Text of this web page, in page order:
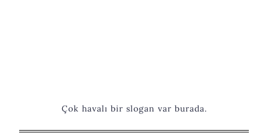
Çok havalı bir slogan var burada.